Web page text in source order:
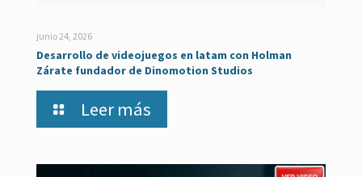
junio 24, 2026
Desarrollo de videojuegos en latam con Holman
Zárate fundador de Dinomotion Studios
Leer más